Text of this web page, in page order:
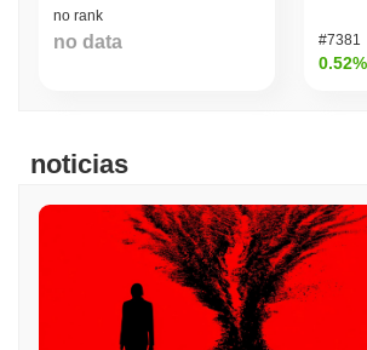
no rank
no data #7381
0.52%
noticias